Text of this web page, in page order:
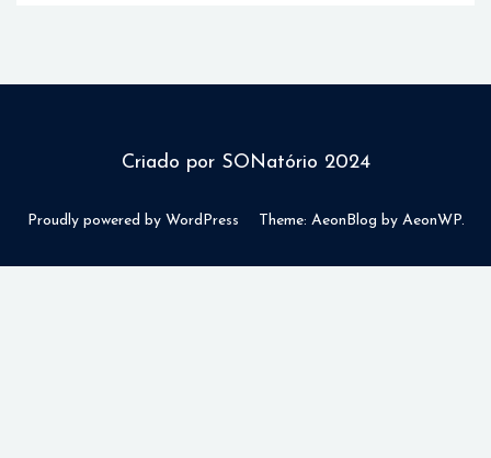
Criado por SONatório 2024
Proudly powered by WordPress Theme: AeonBlog by AeonWP.